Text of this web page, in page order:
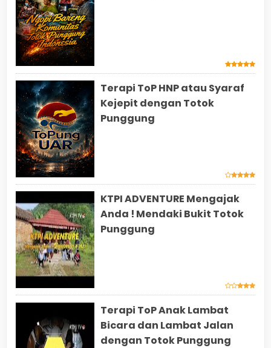
Terapi ToP HNP atau Syaraf
Kejepit dengan Totok
Punggung
KTPI ADVENTURE Mengajak
Anda ! Mendaki Bukit Totok
Punggung
Terapi ToP Anak Lambat
Bicara dan Lambat Jalan
dengan Totok Punggung